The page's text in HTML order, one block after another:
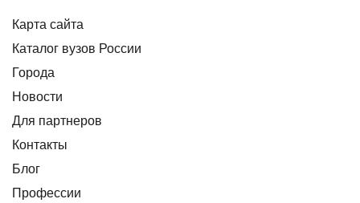
Карта сайта
Каталог вузов России
Города
Новости
Для партнеров
Контакты
Блог
Профессии